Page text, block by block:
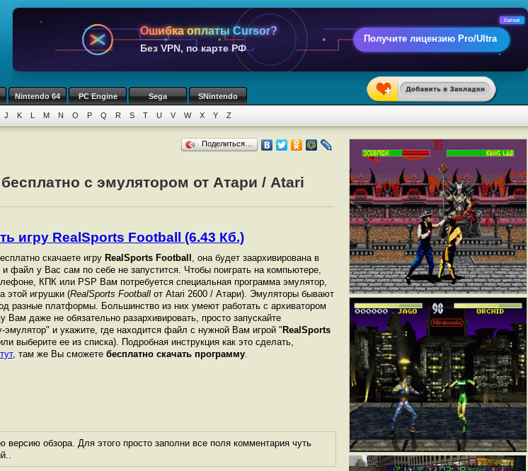
Ошибка оплаты Cursor?
Без VPN, по карте РФ
Получите лицензию Pro/Ultra
Cursor
Nintendo 64 PC Engine Sega SNintendo
J K L M N O P Q R S T U V W X Y Z
Поделиться…
с эмулятором от Атари / Atari
игру RealSports Football (6.43 Кб.)
скачаете игру RealSports Football , она будет заархивирована в
и файл у Вас сам по себе не запустится. Чтобы поиграть на компьютере,
КПК или PSP Вам потребуется специальная программа эмулятор,
этой игрушки (RealSports Football от Atari 2600 / Атари). Эмуляторы бывают
разные платформы. Большинство из них умеют работать с архиватором
Вам даже не обязательно разархивировать, просто запускайте
эмулятор" и укажите, где находится файл с нужной Вам игрой " RealSports
выберите ее из списка). Подробная инструкция как это сделать,
, там же Вы сможете бесплатно скачать программу.
версию обзора. Для этого просто заполни все поля комментария чуть